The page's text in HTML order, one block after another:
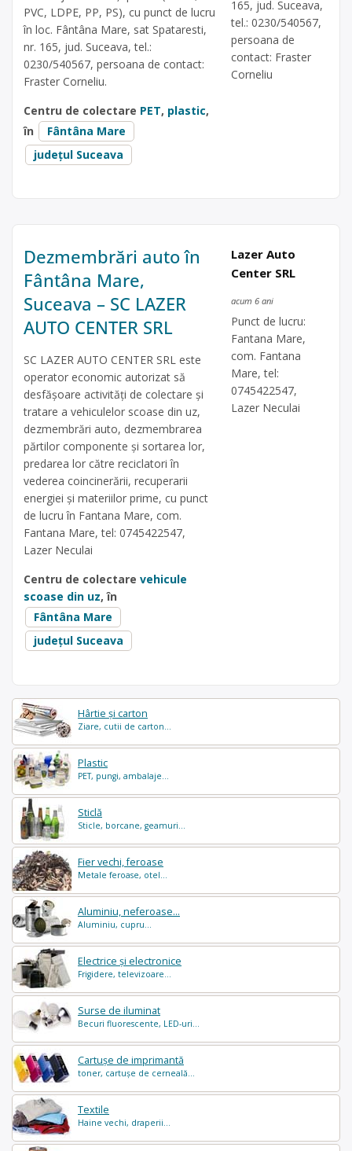
Hârtie și carton
Ziare, cutii de carton...
Plastic
PET, pungi, ambalaje...
Sticlă
Sticle, borcane, geamuri...
Fier vechi, feroase
Metale feroase, otel...
Aluminiu, neferoase...
Aluminiu, cupru...
Electrice și electronice
Frigidere, televizoare...
Surse de iluminat
Becuri fluorescente, LED-uri...
Cartușe de imprimantă
toner, cartușe de cerneală...
Textile
Haine vechi, draperii...
PVC, LDPE, PP, PS), cu punct de lucru
în loc. Fântâna Mare, sat Spataresti,
nr. 165, jud. Suceava, tel.:
0230/540567, persoana de contact:
Fraster Corneliu.
Centru de colectare PET, plastic,
în
Fântâna Mare
județul Suceava
165, jud. Suceava,
tel.: 0230/540567,
persoana de
contact: Fraster
Corneliu
Dezmembrări auto în
Fântâna Mare,
Suceava – SC LAZER
AUTO CENTER SRL
SC LAZER AUTO CENTER SRL este
operator economic autorizat să
desfăşoare activităţi de colectare şi
tratare a vehiculelor scoase din uz,
dezmembrări auto, dezmembrarea
părtilor componente și sortarea lor,
predarea lor către reciclatori în
vederea coincinerării, recuperarii
energiei și materiilor prime, cu punct
de lucru în Fantana Mare, com.
Fantana Mare, tel: 0745422547,
Lazer Neculai
Centru de colectare vehicule
scoase din uz, în
Fântâna Mare
județul Suceava
Lazer Auto
Center SRL
acum 6 ani
Punct de lucru:
Fantana Mare,
com. Fantana
Mare, tel:
0745422547,
Lazer Neculai